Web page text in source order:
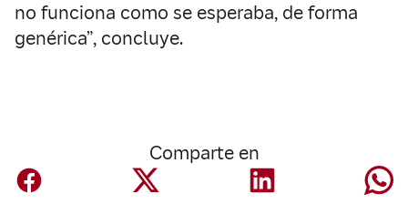
no funciona como se esperaba, de forma
genérica”, concluye.
Comparte en